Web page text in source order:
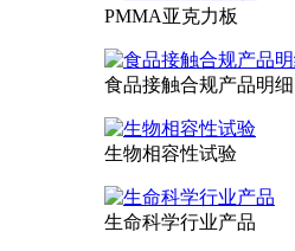
PMMA亚克力板
食品接触合规产品明细
生物相容性试验
生命科学行业产品